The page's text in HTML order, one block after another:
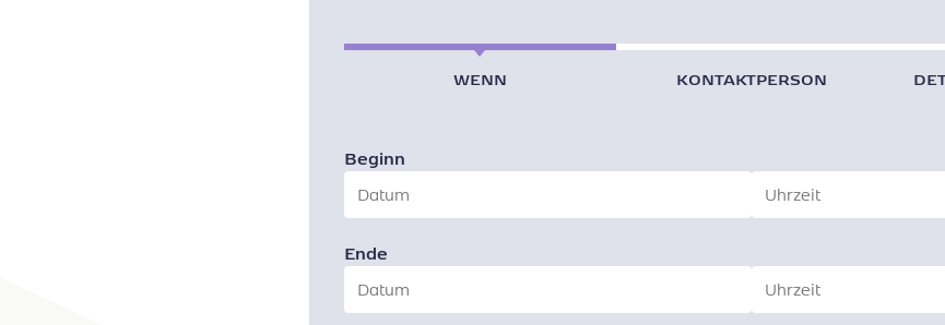
WENN KONTAKTPERSON
Beginn
Ende